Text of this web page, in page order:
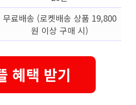
무료배송 (로켓배송 상품 19,800
원 이상 구매 시)
혜택 받기